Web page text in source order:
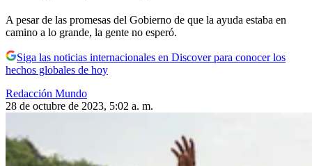
A pesar de las promesas del Gobierno de que la ayuda estaba en
camino a lo grande, la gente no esperó.
Siga las noticias internacionales en Discover para conocer los
hechos globales de hoy
Redacción Mundo
28 de octubre de 2023, 5:02 a. m.